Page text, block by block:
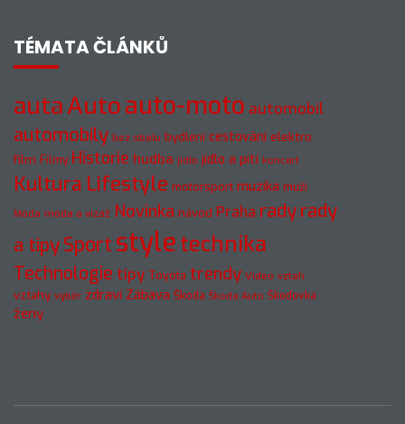
TÉMATA ČLÁNKŮ
autaAutoauto-moto automobil
automobily bez obalu bydlení cestování elektro
film Filmy Historie hudba jídlo jídlo a pití koncert
Kultura Lifestyle motorsport muzika muži
Móda móda a vizáž Novinka návod Praha radyrady
a tipySport styletechnika
Technologie tipy Toyota trendy Video vztah
vztahy výběr zdraví Zábava Škoda Škoda Auto Škodovka
ženy